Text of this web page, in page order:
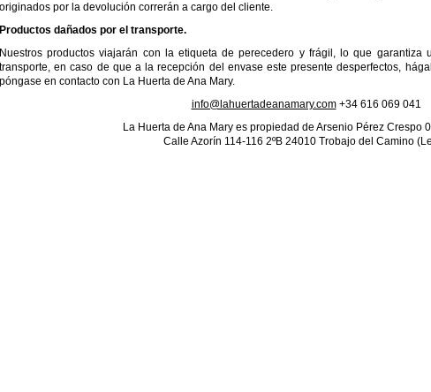
originados por la devolución correrán a cargo del cliente.
Productos dañados por el transporte.
Nuestros productos viajarán con la etiqueta de perecedero y frágil, lo que garantiza
transporte, en caso de que a la recepción del envase este presente desperfectos,
póngase en contacto con La Huerta de Ana Mary.
info@lahuertadeanamary.com+34 616 069 041
La Huerta de Ana Mary es propiedad de Arsenio Pérez Crespo
Calle Azorín 114-116 2ºB 24010 Trobajo del Camino